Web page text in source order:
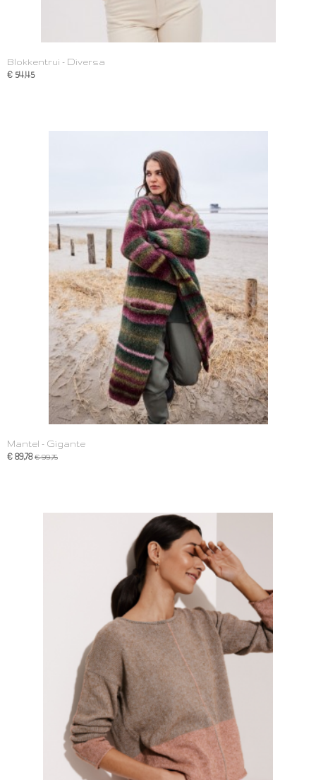
Blokkentrui - Diversa
€ 54,45
Mantel - Gigante
€ 89,78 € 99,75